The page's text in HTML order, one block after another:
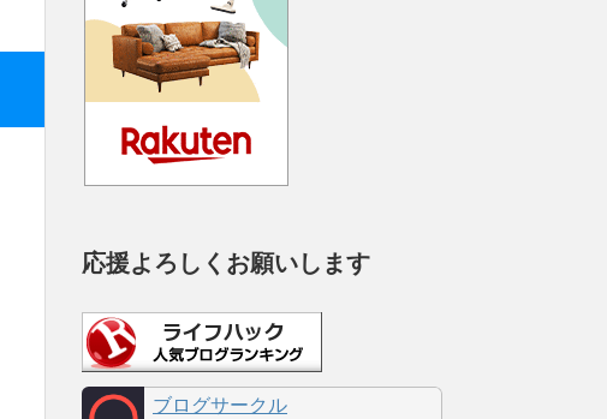
応援よろしくお願いします
ブログサークル